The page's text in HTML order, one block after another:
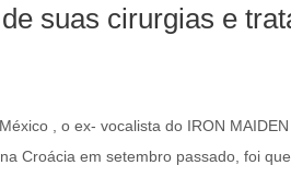
suas cirurgias e
, o ex- vocalista do IRON
Croácia em setembro passado, foi